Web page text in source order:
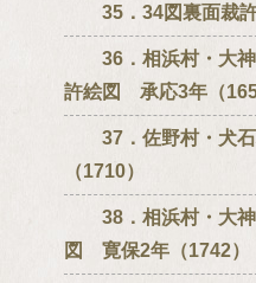
35．34図裏面裁
36．相浜村・大神
許絵図 承応3年（
37．佐野村・犬石
（1710）
38．相浜村・大神
図 寛保2年（1742）